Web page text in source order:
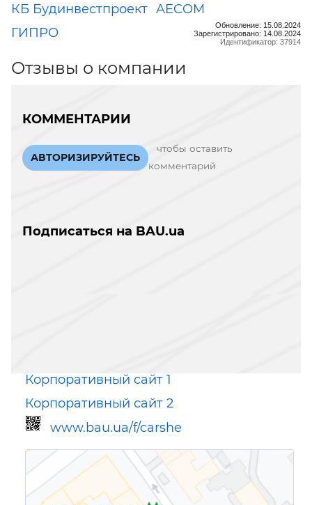
КБ Будинвестпроект AECOM
ГИПРО
Обновление: 15.08.2024
Зарегистрировано: 14.08.2024
Идентификатор: 37914
Отзывы о компании
КОММЕНТАРИИ
АВТОРИЗИРУЙТЕСЬ
чтобы оставить
комментарий
Подписаться на BAU.ua
Корпоративный сайт 1
Корпоративный сайт 2
www.bau.ua/f/carshe